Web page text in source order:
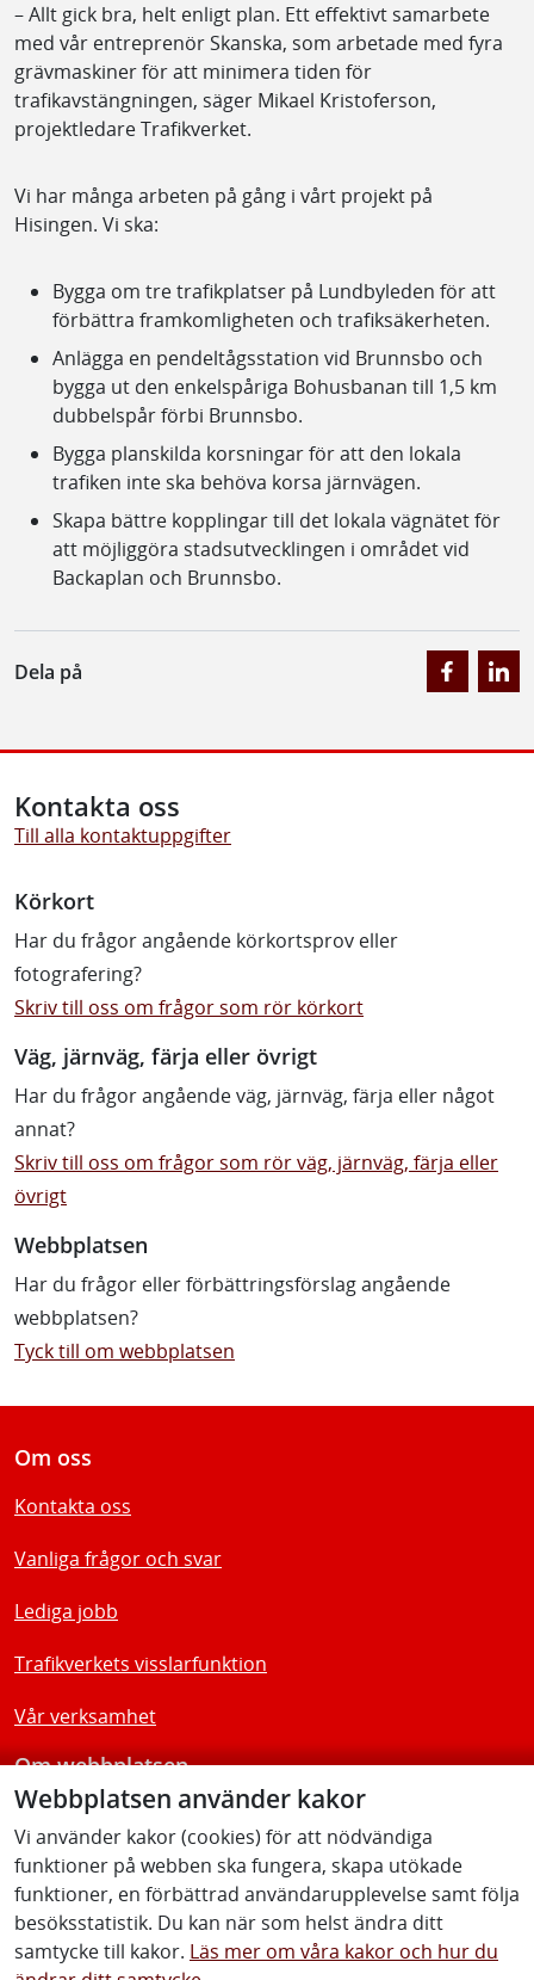
– Allt gick bra, helt enligt plan. Ett effektivt samarbete
med vår entreprenör Skanska, som arbetade med fyra
grävmaskiner för att minimera tiden för
trafikavstängningen, säger Mikael Kristoferson,
projektledare Trafikverket.
Vi har många arbeten på gång i vårt projekt på
Hisingen. Vi ska:
Bygga om tre trafikplatser på Lundbyleden för att
förbättra framkomligheten och trafiksäkerheten.
Anlägga en pendeltågsstation vid Brunnsbo och
bygga ut den enkelspåriga Bohusbanan till 1,5 km
dubbelspår förbi Brunnsbo.
Bygga planskilda korsningar för att den lokala
trafiken inte ska behöva korsa järnvägen.
Skapa bättre kopplingar till det lokala vägnätet för
att möjliggöra stadsutvecklingen i området vid
Backaplan och Brunnsbo.
Dela på
Webbplatsen använder kakor
Vi använder kakor (cookies) för att nödvändiga
funktioner på webben ska fungera, skapa utökade
funktioner, en förbättrad användarupplevelse samt följa
besöksstatistik. Du kan när som helst ändra ditt
samtycke till kakor. Läs mer om våra kakor och hur du
Kontakta oss
Till alla kontaktuppgifter
Körkort
Har du frågor angående körkortsprov eller
fotografering?
Skriv till oss om frågor som rör körkort
Väg, järnväg, färja eller övrigt
Har du frågor angående väg, järnväg, färja eller något
annat?
Skriv till oss om frågor som rör väg, järnväg, färja eller
övrigt
Webbplatsen
Har du frågor eller förbättringsförslag angående
webbplatsen?
Tyck till om webbplatsen
Om oss
Kontakta oss
Vanliga frågor och svar
Lediga jobb
Trafikverkets visslarfunktion
Vår verksamhet
Om webbplatsen
Tillgänglighetsredogörelse
Följ oss